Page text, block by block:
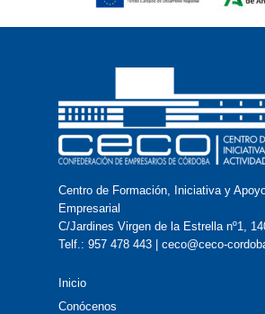
Centro de Formación, Iniciativa y
Empresarial
C/Jardines Virgen de la Estrella nº1,
Telf.: 957 478 443 | ceco@ceco-
Inicio
Conócenos